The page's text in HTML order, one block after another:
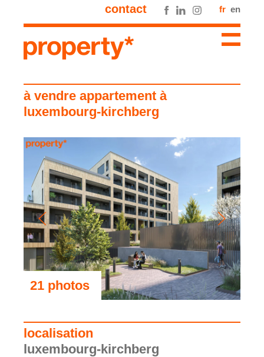
contact fr en
à vendre appartement à
luxembourg-kirchberg
21 photos
localisation
luxembourg-kirchberg